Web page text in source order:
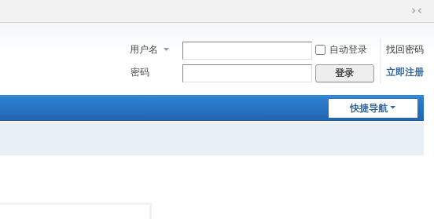
切
到
窄
版
用户名 自动登录 找回密码
密码 登录 立即注册
快捷导航